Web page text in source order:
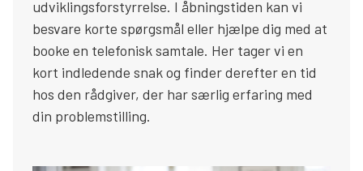
udviklingsforstyrrelse. I åbningstiden kan vi
besvare korte spørgsmål eller hjælpe dig med at
booke en telefonisk samtale. Her tager vi en
kort indledende snak og finder derefter en tid
hos den rådgiver, der har særlig erfaring med
din problemstilling.